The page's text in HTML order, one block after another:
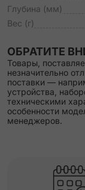
Глубина (мм)
Вес (г)
ОБРАТИТЕ
Товары,
незначительно
поставки —
устройства,
техническими
особенности
менеджеров.